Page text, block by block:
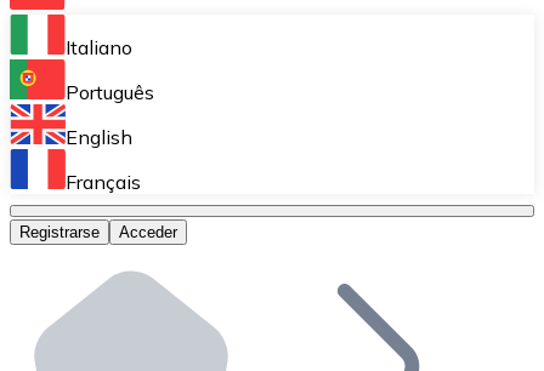
Bitnovo Ramp
Integra nuestra solución en tu plataforma.
Bitnovo Giftcards
Bitnovo OTC
Bitnovo ATM
Integra un ATM Bitnovo en tu negocio y permite que
Italiano
Português
English
Français
Registrarse Acceder